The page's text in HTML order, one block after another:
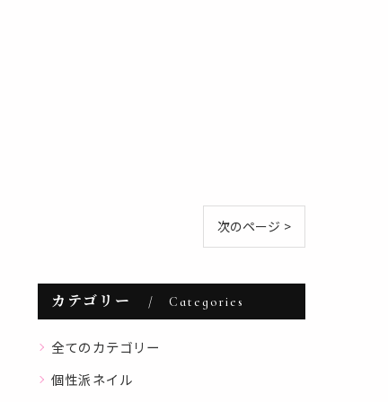
次のページ >
カテゴリー Categories
全てのカテゴリー
個性派ネイル